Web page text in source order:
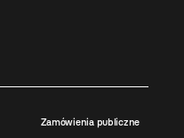
Zamówienia publiczne